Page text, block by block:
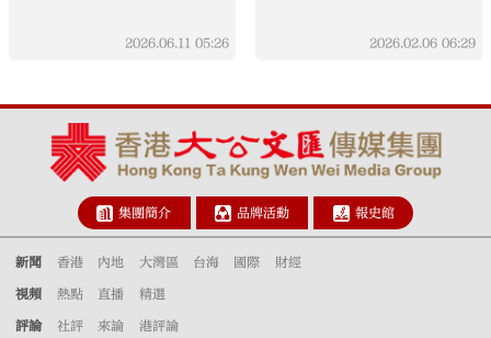
2026.06.11 05:26 2026.02.06 06:29
集團簡介 品牌活動 報史館
新聞 香港 內地 大灣區 台海 國際 財經
視頻 熱點 直播 精選
評論 社評 來論 港評論